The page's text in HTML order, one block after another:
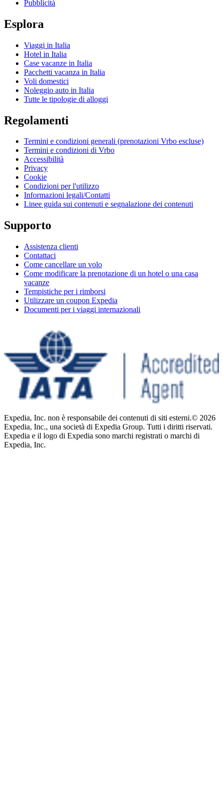
Pubblicità
Esplora
Viaggi in Italia
Hotel in Italia
Case vacanze in Italia
Pacchetti vacanza in Italia
Voli domestici
Noleggio auto in Italia
Tutte le tipologie di alloggi
Regolamenti
Termini e condizioni generali (prenotazioni Vrbo escluse)
Termini e condizioni di Vrbo
Accessibilità
Privacy
Cookie
Condizioni per l'utilizzo
Informazioni legali/Contatti
Linee guida sui contenuti e segnalazione dei contenuti
Supporto
Assistenza clienti
Contattaci
Come cancellare un volo
Come modificare la prenotazione di un hotel o una casa
vacanze
Tempistiche per i rimborsi
Utilizzare un coupon Expedia
Documenti per i viaggi internazionali
Expedia, Inc. non è responsabile dei contenuti di siti esterni.© 2026
Expedia, Inc., una società di Expedia Group. Tutti i diritti riservati.
Expedia e il logo di Expedia sono marchi registrati o marchi di
Expedia, Inc.